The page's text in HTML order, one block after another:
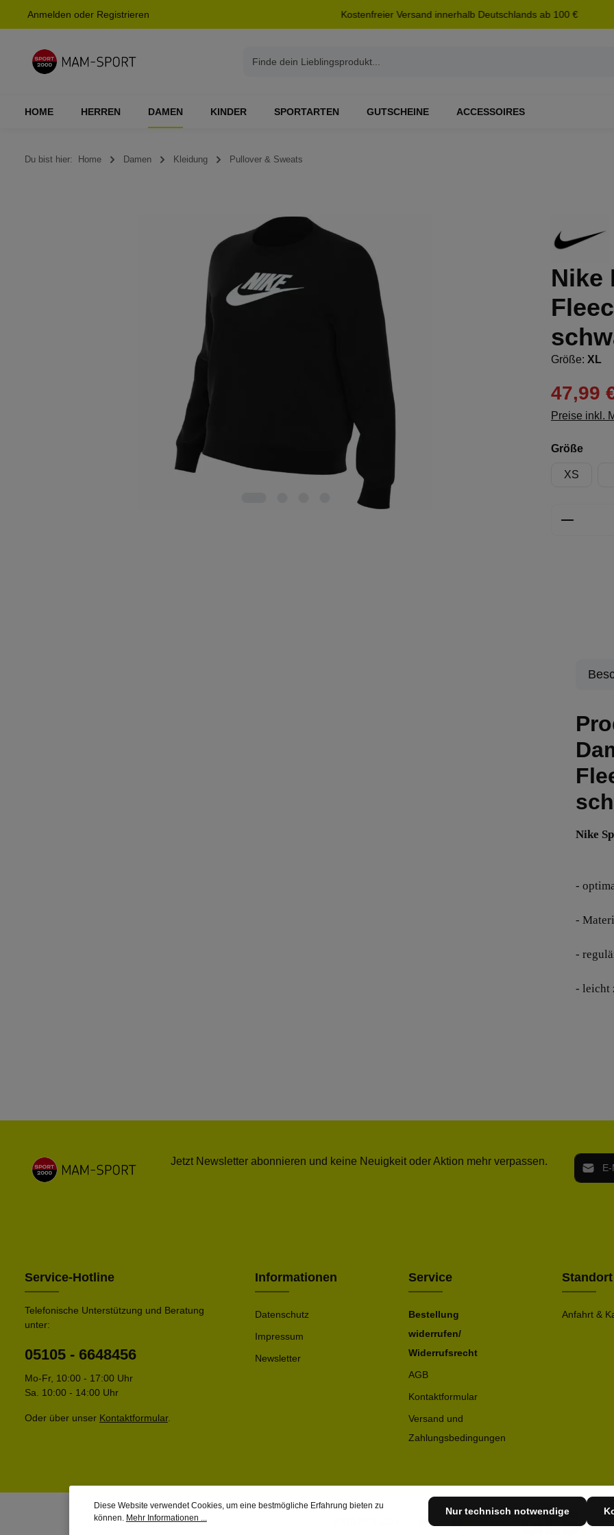
Zur Hauptnavigation springen
Anmelden oder Registrieren Kostenfreier Versand innerhalb Deutschlands ab 100 €
HOME HERREN DAMEN KINDER SPORTARTEN GUTSCHEINE ACCESSOIRES
Du bist hier: Home Damen Kleidung Pullover & Sweats
Nike
Größe: XL
47,99
Preise inkl.
Größe
XS
Nike
-
-
-
- leicht
Jetzt Newsletter abonnieren und keine Neuigkeit oder Aktion mehr verpassen. E-Mail-
Service-Hotline
Telefonische Unterstützung und Beratung
unter:
05105 - 6648456
Mo-Fr, 10:00 - 17:00 Uhr
Sa. 10:00 - 14:00 Uhr
Oder über unser Kontaktformular.
Informationen
Datenschutz
Impressum
Newsletter
Service
Bestellung
widerrufen/
Widerrufsrecht
AGB
Kontaktformular
Versand und
Zahlungsbedingungen
Standort
Anfahrt &
Diese Website verwendet Cookies, um eine bestmögliche Erfahrung bieten zu
können. Mehr Informationen ...
Nur technisch notwendige